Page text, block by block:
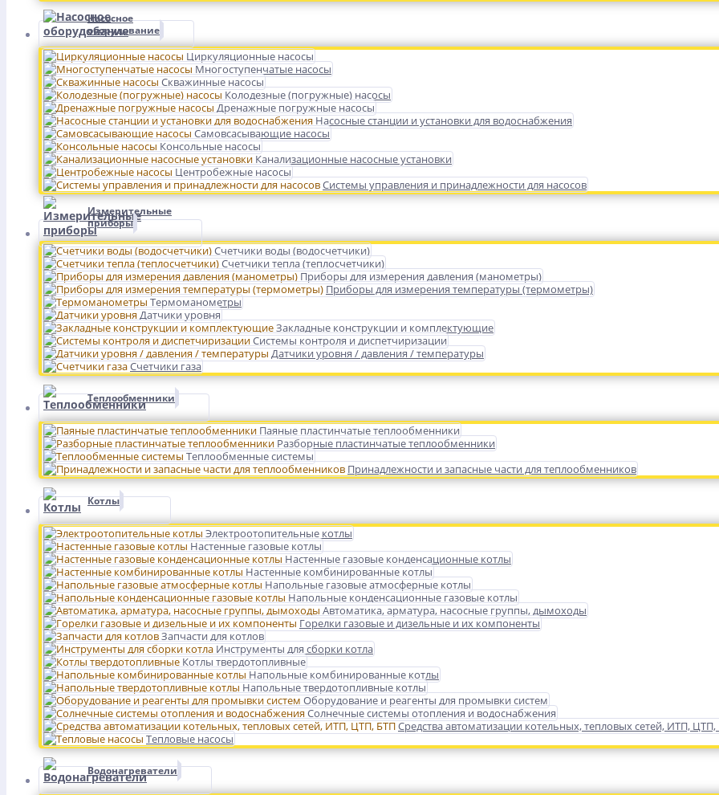
Насосное
оборудование
Циркуляционные насосы
Многоступенчатые насосы
Скважинные насосы
Колодезные (погружные) насосы
Дренажные погружные насосы
Насосные станции и установки для водоснабжения
Самовсасывающие насосы
Консольные насосы
Канализационные насосные установки
Центробежные насосы
Системы управления и принадлежности для насосов
Измерительные
приборы
Счетчики воды (водосчетчики)
Счетчики тепла (теплосчетчики)
Приборы для измерения давления (манометры)
Приборы для измерения температуры (термометры)
Термоманометры
Датчики уровня
Закладные конструкции и комплектующие
Системы контроля и диспетчиризации
Датчики уровня / давления / температуры
Счетчики газа
Теплообменники
Паяные пластинчатые теплообменники
Разборные пластинчатые теплообменники
Теплообменные системы
Принадлежности и запасные части для теплообменников
Котлы
Электроотопительные котлы
Настенные газовые котлы
Настенные газовые конденсационные котлы
Настенные комбинированные котлы
Напольные газовые атмосферные котлы
Напольные конденсационные газовые котлы
Автоматика, арматура, насосные группы, дымоходы
Горелки газовые и дизельные и их компоненты
Запчасти для котлов
Инструменты для сборки котла
Котлы твердотопливные
Напольные комбинированные котлы
Напольные твердотопливные котлы
Оборудование и реагенты для промывки систем
Солнечные системы отопления и водоснабжения
Средства автоматизации котельных, тепловых сетей, ИТП,
Тепловые насосы
Водонагреватели